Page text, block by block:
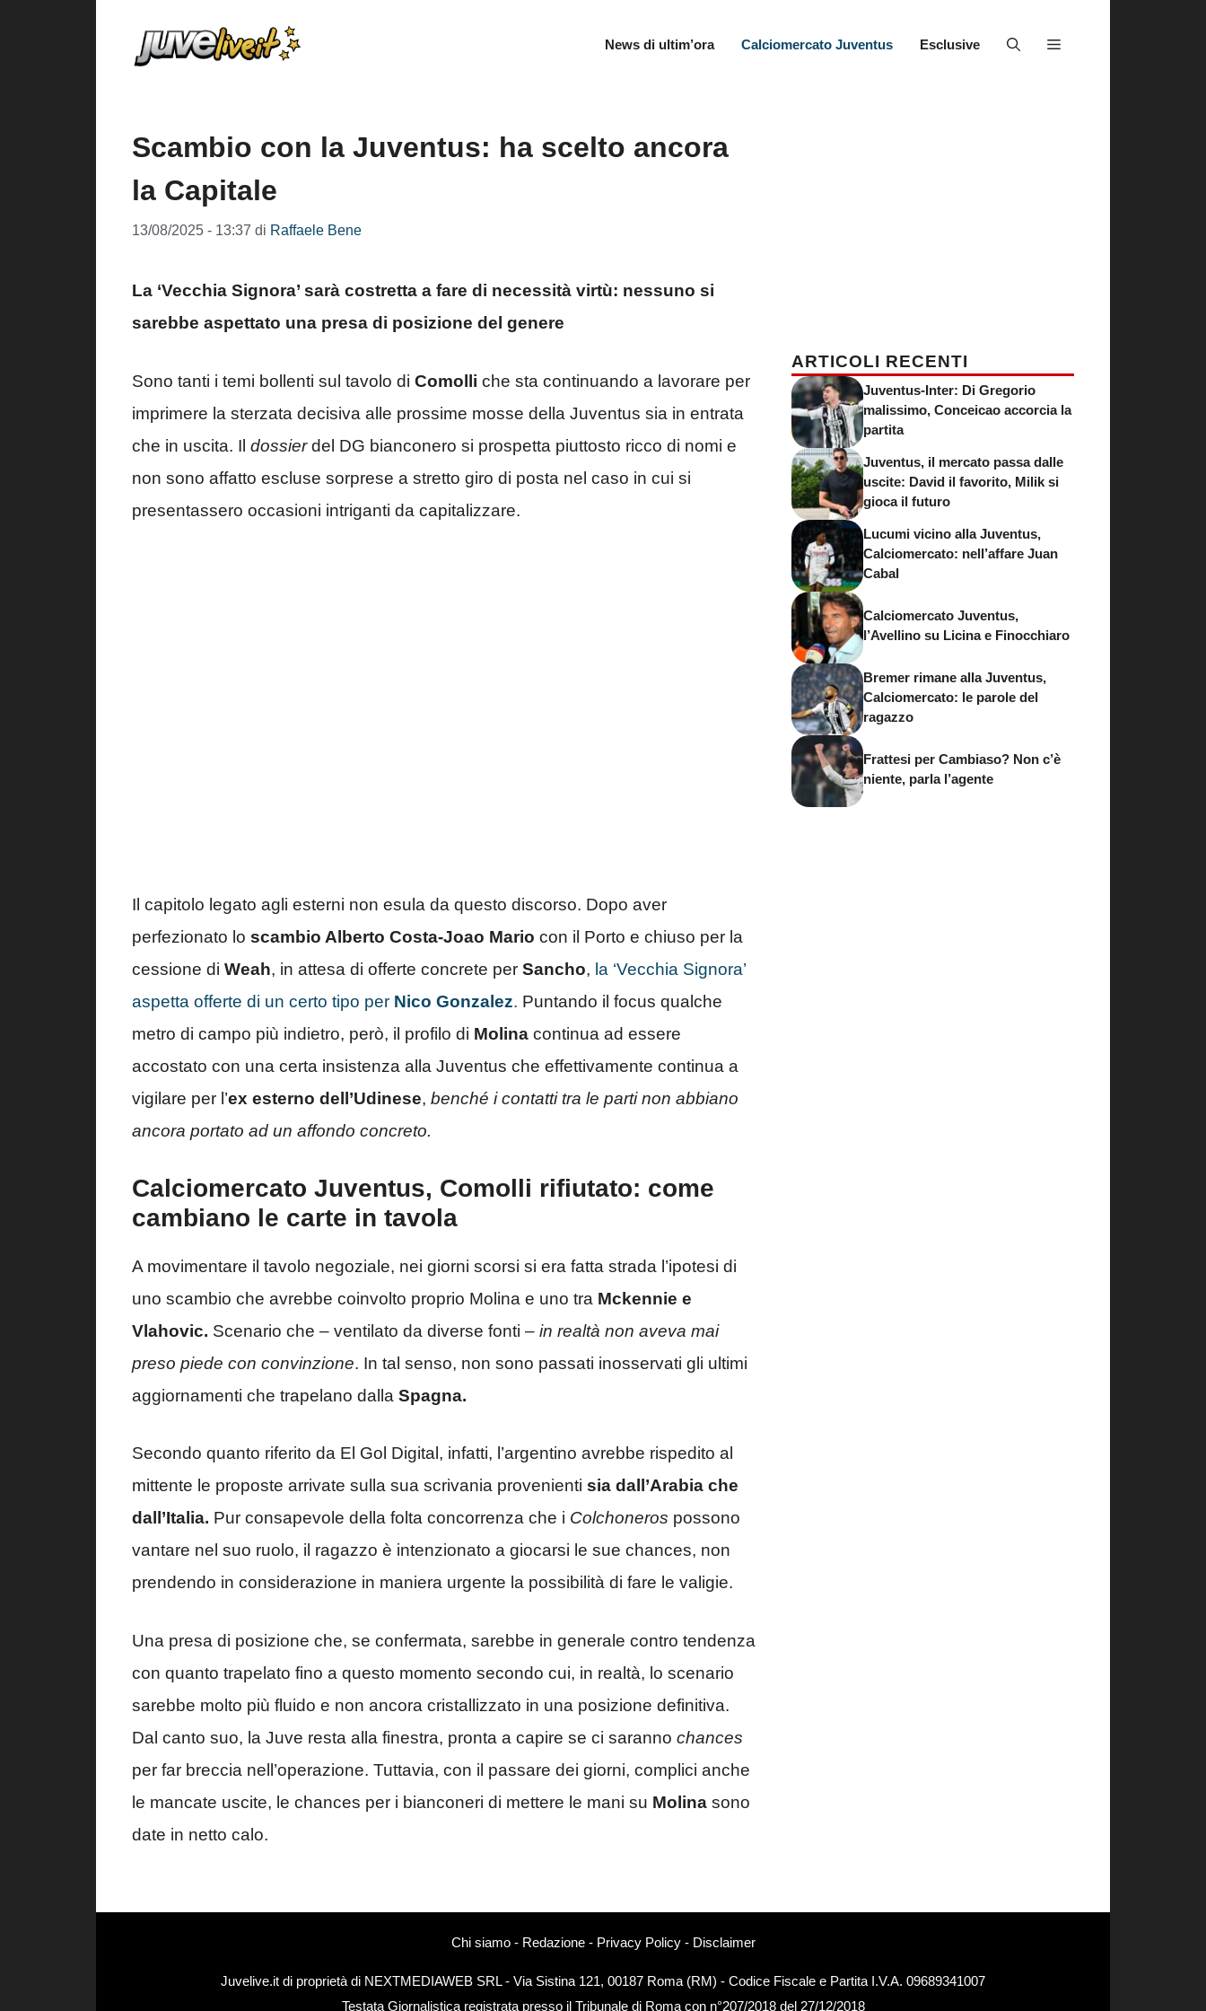
News di ultim’ora Calciomercato Juventus Esclusive
Scambio con la Juventus: ha scelto ancora
la Capitale
13/08/2025 - 13:37 di Raffaele Bene
La ‘Vecchia Signora’ sarà costretta a fare di necessità virtù: nessuno si
sarebbe aspettato una presa di posizione del genere
Sono tanti i temi bollenti sul tavolo di Comolli che sta continuando a lavorare per
imprimere la sterzata decisiva alle prossime mosse della Juventus sia in entrata
che in uscita. Il dossierdel DG bianconero si prospetta piuttosto ricco di nomi e
non sono affatto escluse sorprese a stretto giro di posta nel caso in cui si
presentassero occasioni intriganti da capitalizzare.
Il capitolo legato agli esterni non esula da questo discorso. Dopo aver
perfezionato lo scambio Alberto Costa-Joao Mario con il Porto e chiuso per la
cessione di Weah, in attesa di offerte concrete per Sancho, la ‘Vecchia Signora’
aspetta offerte di un certo tipo per Nico Gonzalez. Puntando il focus qualche
metro di campo più indietro, però, il profilo di Molina continua ad essere
accostato con una certa insistenza alla Juventus che effettivamente continua a
vigilare per l’ex esterno dell’Udinese, benché i contatti tra le parti non abbiano
ancora portato ad un affondo concreto.
Calciomercato Juventus, Comolli rifiutato: come
cambiano le carte in tavola
A movimentare il tavolo negoziale, nei giorni scorsi si era fatta strada l’ipotesi di
uno scambio che avrebbe coinvolto proprio Molina e uno tra Mckennie e
Vlahovic. Scenario che – ventilato da diverse fonti – in realtà non aveva mai
preso piede con convinzione. In tal senso, non sono passati inosservati gli ultimi
aggiornamenti che trapelano dalla Spagna.
Secondo quanto riferito da El Gol Digital, infatti, l’argentino avrebbe rispedito al
mittente le proposte arrivate sulla sua scrivania provenienti sia dall’Arabia che
dall’Italia. Pur consapevole della folta concorrenza che i Colchoneros possono
vantare nel suo ruolo, il ragazzo è intenzionato a giocarsi le sue chances, non
prendendo in considerazione in maniera urgente la possibilità di fare le valigie.
Una presa di posizione che, se confermata, sarebbe in generale contro tendenza
con quanto trapelato fino a questo momento secondo cui, in realtà, lo scenario
sarebbe molto più fluido e non ancora cristallizzato in una posizione definitiva.
Dal canto suo, la Juve resta alla finestra, pronta a capire se ci saranno chances
per far breccia nell’operazione. Tuttavia, con il passare dei giorni, complici anche
le mancate uscite, le chances per i bianconeri di mettere le mani su Molina sono
date in netto calo.
ARTICOLI RECENTI
Juventus-Inter: Di Gregorio
malissimo, Conceicao accorcia la
partita
Juventus, il mercato passa dalle
uscite: David il favorito, Milik si
gioca il futuro
Lucumi vicino alla Juventus,
Calciomercato: nell’affare Juan
Cabal
Calciomercato Juventus,
l’Avellino su Licina e Finocchiaro
Bremer rimane alla Juventus,
Calciomercato: le parole del
ragazzo
Frattesi per Cambiaso? Non c’è
niente, parla l’agente
Chi siamo- Redazione- Privacy Policy- Disclaimer
Juvelive.it di proprietà di NEXTMEDIAWEB SRL - Via Sistina 121, 00187 Roma (RM) - Codice Fiscale e Partita I.V.A. 09689341007
Testata Giornalistica registrata presso il Tribunale di Roma con n°207/2018 del 27/12/2018